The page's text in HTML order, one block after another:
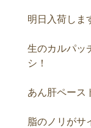
明日入荷しま
生のカルパッ
シ！
あん肝ペース
脂のノリがサ